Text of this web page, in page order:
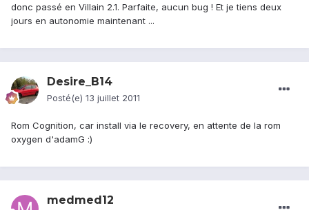
donc passé en Villain 2.1. Parfaite, aucun bug ! Et je tiens deux
jours en autonomie maintenant ...
Desire_B14
Posté(e) 13 juillet 2011
Rom Cognition, car install via le recovery, en attente de la rom
oxygen d'adamG :)
medmed12